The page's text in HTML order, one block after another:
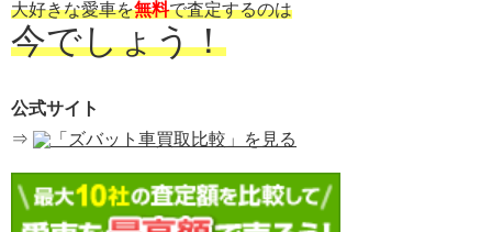
大好きな愛車を無料で査定するのは
今でしょう！
公式サイト
⇒
「ズバット車買取比較」を見る